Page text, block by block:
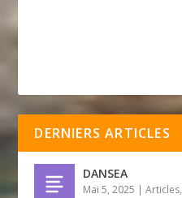
DERNIERS ARTICLES
DANSEA
Mai 5, 2025 |Articles,